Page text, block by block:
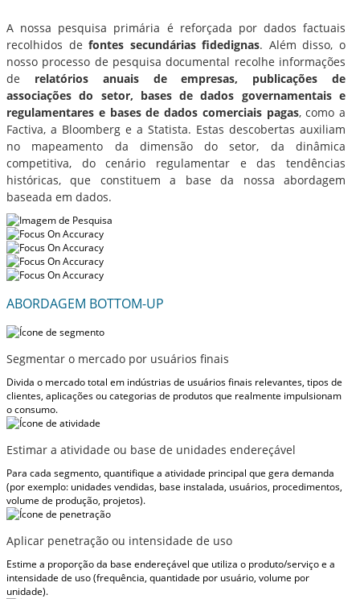
A nossa pesquisa primária é reforçada por dados factuais
recolhidos defontes secundárias fidedignas. Além disso, o
nosso processo de pesquisa documental recolhe informações
de relatórios anuais de empresas, publicações de
associações do setor, bases de dados governamentais e
regulamentares e bases de dados comerciais pagas, como a
Factiva, a Bloomberg e a Statista. Estas descobertas auxiliam
no mapeamento da dimensão do setor, da dinâmica
competitiva, do cenário regulamentar e das tendências
históricas, que constituem a base da nossa abordagem
baseada em dados.
ABORDAGEM BOTTOM-UP
Segmentar o mercado por usuários finais
Divida o mercado total em indústrias de usuários finais relevantes, tipos de
clientes, aplicações ou categorias de produtos que realmente impulsionam
o consumo.
Estimar a atividade ou base de unidades endereçável
Para cada segmento, quantifique a atividade principal que gera demanda
(por exemplo: unidades vendidas, base instalada, usuários, procedimentos,
volume de produção, projetos).
Aplicar penetração ou intensidade de uso
Estime a proporção da base endereçável que utiliza o produto/serviço e a
intensidade de uso (frequência, quantidade por usuário, volume por
unidade).